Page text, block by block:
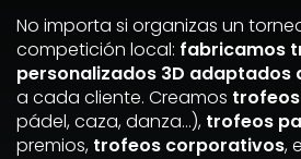
No importa si organizas un
competición local: fabricamos
personalizados 3D adaptados
a cada cliente. Creamos
pádel, caza, danza…), trofeos
premios, trofeos corporativos,